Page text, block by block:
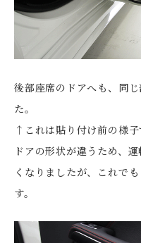
後部座席のドアへも、同
た。
↑これは貼り付け前の様子
ドアの形状が違うため、
くなりましたが、これで
す。